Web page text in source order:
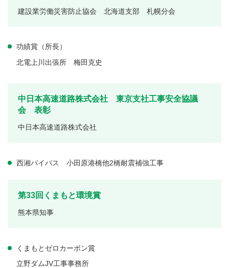
建設業労働災害防止協会 北海道支部 札幌分会
功績賞（所長）
北電上川出張所 梅田克史
中日本高速道路株式会社 東京支社工事安全協議
会 表彰
中日本高速道路株式会社
西湘バイパス 小田原港橋他2橋耐震補強工事
第33回くまもと環境賞
熊本県知事
くまもとゼロカーボン賞
立野ダムJV工事事務所